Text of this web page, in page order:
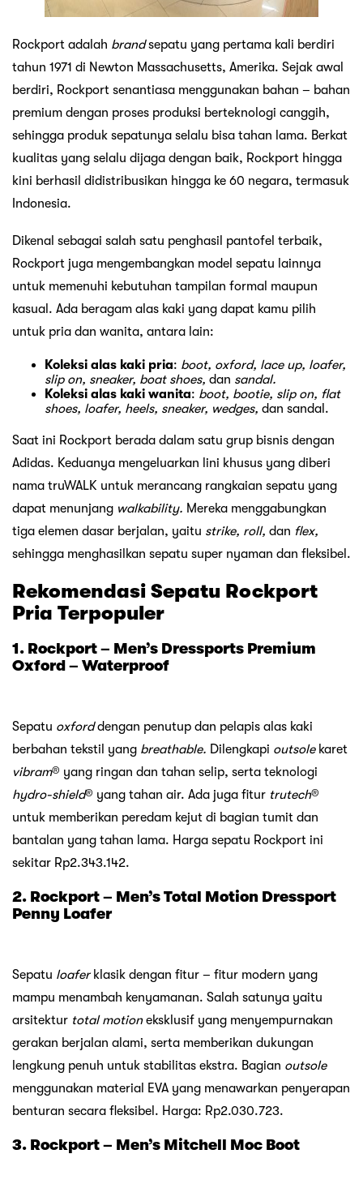
Rockport adalah brandsepatu yang pertama kali berdiri
tahun 1971 di Newton Massachusetts, Amerika. Sejak awal
berdiri, Rockport senantiasa menggunakan bahan – bahan
premium dengan proses produksi berteknologi canggih,
sehingga produk sepatunya selalu bisa tahan lama. Berkat
kualitas yang selalu dijaga dengan baik, Rockport hingga
kini berhasil didistribusikan hingga ke 60 negara, termasuk
Indonesia.
Dikenal sebagai salah satu penghasil pantofel terbaik,
Rockport juga mengembangkan model sepatu lainnya
untuk memenuhi kebutuhan tampilan formal maupun
kasual. Ada beragam alas kaki yang dapat kamu pilih
untuk pria dan wanita, antara lain:
Koleksi alas kaki pria: boot, oxford, lace up, loafer,
slip on, sneaker, boat shoes, dan sandal.
Koleksi alas kaki wanita: boot, bootie, slip on, flat
shoes, loafer, heels, sneaker, wedges, dan sandal.
Saat ini Rockport berada dalam satu grup bisnis dengan
Adidas. Keduanya mengeluarkan lini khusus yang diberi
nama truWALK untuk merancang rangkaian sepatu yang
dapat menunjang walkability. Mereka menggabungkan
tiga elemen dasar berjalan, yaitu strike, roll, dan flex,
sehingga menghasilkan sepatu super nyaman dan fleksibel.
Rekomendasi Sepatu Rockport
Pria Terpopuler
1. Rockport – Men’s Dressports Premium
Oxford – Waterproof
Sepatu oxforddengan penutup dan pelapis alas kaki
berbahan tekstil yang breathable. Dilengkapi outsolekaret
vibram® yang ringan dan tahan selip, serta teknologi
hydro-shield® yang tahan air. Ada juga fitur trutech®
untuk memberikan peredam kejut di bagian tumit dan
bantalan yang tahan lama. Harga sepatu Rockport ini
sekitar Rp2.343.142.
2. Rockport – Men’s Total Motion Dressport
Penny Loafer
Sepatu loafer klasik dengan fitur – fitur modern yang
mampu menambah kenyamanan. Salah satunya yaitu
arsitektur total motioneksklusif yang menyempurnakan
gerakan berjalan alami, serta memberikan dukungan
lengkung penuh untuk stabilitas ekstra. Bagian outsole
menggunakan material EVA yang menawarkan penyerapan
benturan secara fleksibel. Harga: Rp2.030.723.
3. Rockport – Men’s Mitchell Moc Boot